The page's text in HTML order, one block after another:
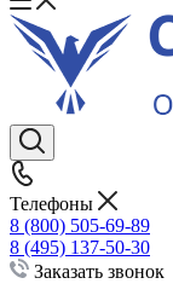
Телефоны
8 (800) 505-69-89
8 (495) 137-50-30
Заказать звонок